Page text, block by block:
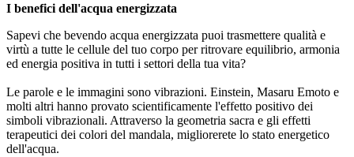
I benefici dell'acqua energizzata
Sapevi che bevendo acqua energizzata puoi trasmettere qualità e
virtù a tutte le cellule del tuo corpo per ritrovare equilibrio, armonia
ed energia positiva in tutti i settori della tua vita?
Le parole e le immagini sono vibrazioni. Einstein, Masaru Emoto e
molti altri hanno provato scientificamente l'effetto positivo dei
simboli vibrazionali. Attraverso la geometria sacra e gli effetti
terapeutici dei colori del mandala, migliorerete lo stato energetico
dell'acqua.